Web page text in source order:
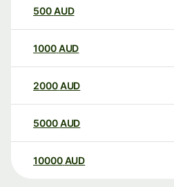
500AUD
1000AUD
2000AUD
5000AUD
10000 AUD